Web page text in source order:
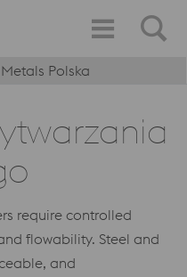
Polska
require controlled
flowability. Steel and
and